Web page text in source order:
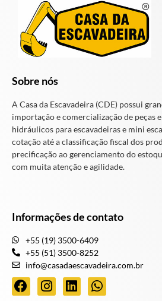
Sobre nós
A Casa da Escavadeira (CDE) possui
importação e comercialização de peças
hidráulicos para escavadeiras e mini
cotação até a classificação fiscal dos
precificação ao gerenciamento do
com muita atenção e agilidade.
Informações de contato
+55 (19) 3500-6409
+55 (51) 3500-8252
info@casadaescavadeira.com.br